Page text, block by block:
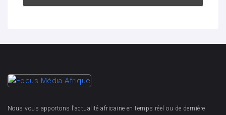
Nous vous apportons l’actualité africaine en temps réel ou de dernière